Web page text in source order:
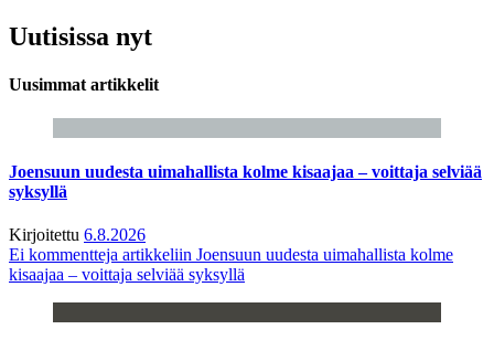
Uutisissa nyt
Uusimmat artikkelit
Joensuun uudesta uimahallista kolme kisaajaa – voittaja selviää
syksyllä
Kirjoitettu 6.8.2026
Ei kommentteja artikkeliin Joensuun uudesta uimahallista kolme
kisaajaa – voittaja selviää syksyllä